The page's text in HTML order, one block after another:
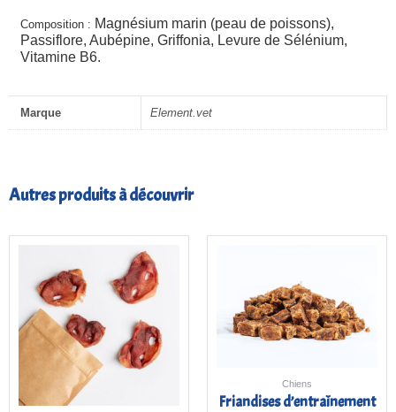
Composition : Magnésium marin (peau de poissons),
Passiflore, Aubépine, Griffonia, Levure de Sélénium,
Vitamine B6.
Marque Element.vet
Autres produits à découvrir
Chiens
Friandises d’entraînement
18,00€